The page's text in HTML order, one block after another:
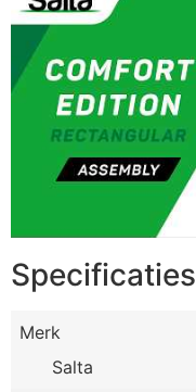
Specificaties
Merk
Salta